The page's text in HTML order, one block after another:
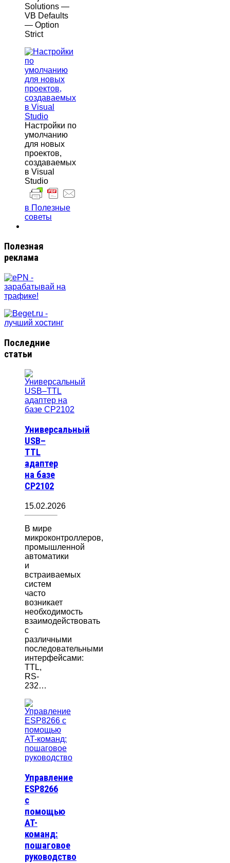
Solutions —
VB Defaults
— Option
Strict
Настройки по
умолчанию
для новых
проектов,
создаваемых
в Visual
Studio
в Полезные
советы
Полезная
реклама
Последние
статьи
Универсальный
USB–
TTL
адаптер
на базе
CP2102
15.02.2026
В мире
микроконтроллеров,
промышленной
автоматики
и
встраиваемых
систем
часто
возникает
необходимость
взаимодействовать
с
различными
последовательными
интерфейсами:
TTL,
RS-
232…
Управление
ESP8266
с
помощью
AT-
команд:
пошаговое
руководство